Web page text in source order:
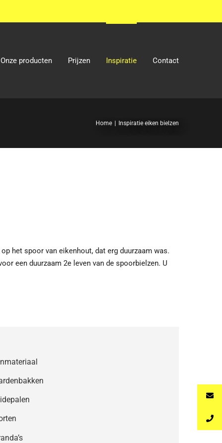
Onze producten Prijzen Inspiratie Contact
Home Inspiratie eiken bielzen
het spoor van eikenhout, dat erg duurzaam was.
een duurzaam 2e leven van de spoorbielzen. U